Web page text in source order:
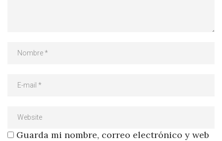
Guarda mi nombre, correo electrónico y web